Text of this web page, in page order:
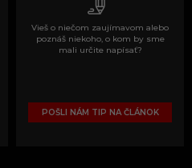
Vieš o niečom zaujímavom alebo
poznáš niekoho, o kom by sme
mali určite napísať?
POŠLI NÁM TIP NA ČLÁNOK